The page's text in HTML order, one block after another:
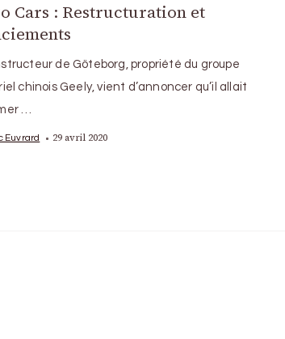
Cars : Restructuration et
de Göteborg, propriété du groupe
chinois Geely, vient d’annoncer qu’il allait
…
Euvrard 29 avril 2020